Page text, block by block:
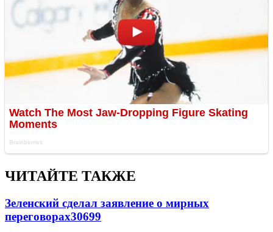
ЧИТАЙТЕ ТАКЖЕ
Зеленский сделал заявление о мирных
переговорах30699